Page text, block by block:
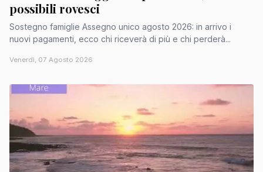
possibili rovesci
Sostegno famiglie Assegno unico agosto 2026: in arrivo i
nuovi pagamenti, ecco chi riceverà di più e chi perderà...
Venerdì, 07 Agosto 2026